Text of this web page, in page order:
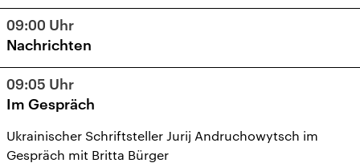
09:00 Uhr
Nachrichten
09:05 Uhr
Im Gespräch
Ukrainischer Schriftsteller Jurij Andruchowytsch im
Gespräch mit Britta Bürger